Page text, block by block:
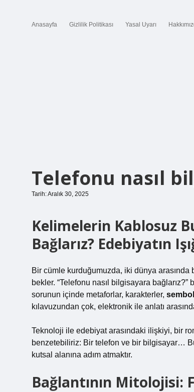
Anasayfa Gizlilik Politikası Yasal Uyarı
Telefonu nasıl
Tarih: Aralık 30, 2025
Kelimelerin Kablosuz
Bağlarız? Edebiyatın
Bir cümle kurduğumuzda, iki dünya arasında
bekler. “Telefonu nasıl bilgisayara
sorunun içinde metaforlar, karakterler,
kılavuzundan çok, elektronik ile anlatı
Teknoloji ile edebiyat arasındaki ilişkiyi, bir
benzetebiliriz: Bir telefon ve bir bilgisayar…
kutsal alanına adım atmaktır.
Bağlantının Mitolojisi: